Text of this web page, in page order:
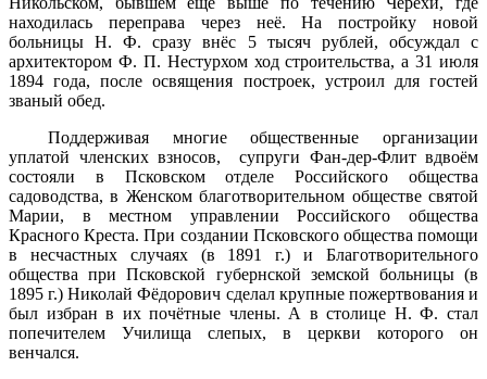
находилась переправа через неё. На постройку новой
больницы Н. Ф. сразу внёс 5 тысяч рублей, обсуждал с
архитектором Ф. П. Нестурхом ход строительства, а 31 июля
1894 года, после освящения построек, устроил для гостей
званый обед.
Поддерживая многие общественные организации
уплатой членских взносов, супруги Фан-дер-Флит вдвоём
состояли в Псковском отделе Российского общества
садоводства, в Женском благотворительном обществе святой
Марии, в местном управлении Российского общества
Красного Креста. При создании Псковского общества помощи
в несчастных случаях (в 1891 г.) и Благотворительного
общества при Псковской губернской земской больницы (в
1895 г.) Николай Фёдорович сделал крупные пожертвования и
был избран в их почётные члены. А в столице Н. Ф. стал
попечителем Училища слепых, в церкви которого он
венчался.